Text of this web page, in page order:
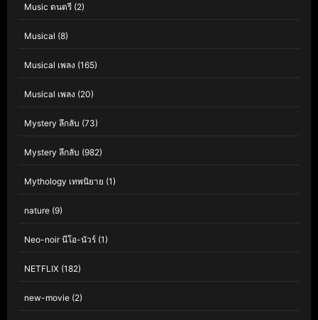
Music ดนตรี (2)
Musical (8)
Musical เพลง (165)
Musical เพลง (20)
Mystery ลึกลับ (73)
Mystery ลึกลับ (982)
Mythology เทพนิยาย (1)
nature (9)
Neo-noir นีโอ-นัวร์ (1)
NETFLIX (182)
new-movie (2)